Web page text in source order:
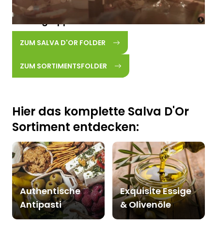
Mittelmeerraum über alle relevanten
Warengruppen
ZUM SALVA D'OR FOLDER
ZUM SORTIMENTSFOLDER
Hier das komplette Salva D'Or
Sortiment entdecken:
Authentische
Antipasti
Exquisite Essige
& Olivenöle